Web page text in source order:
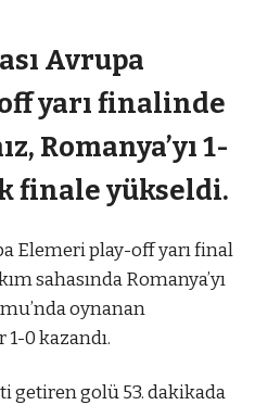
Avrupa
yarı finalinde
Romanya’yı 1-
finale yükseldi.
Elemeri play-off yarı final
sahasında Romanya’yı
oynanan
1-0 kazandı.
getiren golü 53. dakikada